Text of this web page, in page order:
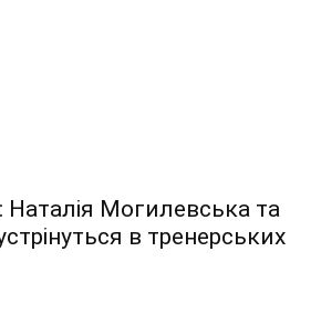
Наталія Могилевська та
в тренерських